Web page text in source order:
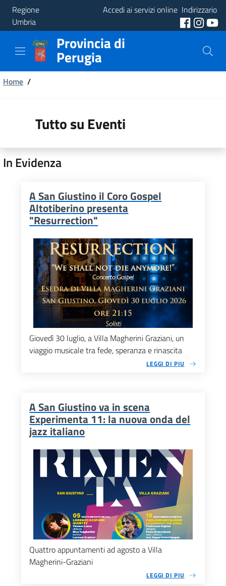
Regione
Umbria
Accedi ai servizi online Indirizzario
Provincia
Aree
Tematiche
Provincia di
Perugia
Briciole
pane
Home /
Tutto su Eventi
In Evidenza
A San Giustino il Coro Gospel
Altotiberino presenta
"Resurrection"
Giovedì 30 luglio, a Villa Magherini Graziani, un
viaggio musicale tra fede, speranza e rinascita
LEGGI DI PIU
A San Giustino va in scena
Experimenta 11: la nuova onda del
jazz italiano
Quattro appuntamenti ad agosto a Villa
Magherini-Graziani
LEGGI DI PIU